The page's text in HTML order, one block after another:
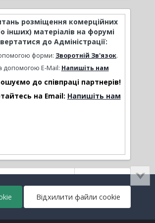
розміщення комерційних
інших) матеріалів на форумі
до Адміністрації:
форми: Зворотній Зв'язок.
допомогою E-Mail: Напишіть нам
до співпраці партнерів!
на Email: Напишіть нам
Відхилити файли cookie